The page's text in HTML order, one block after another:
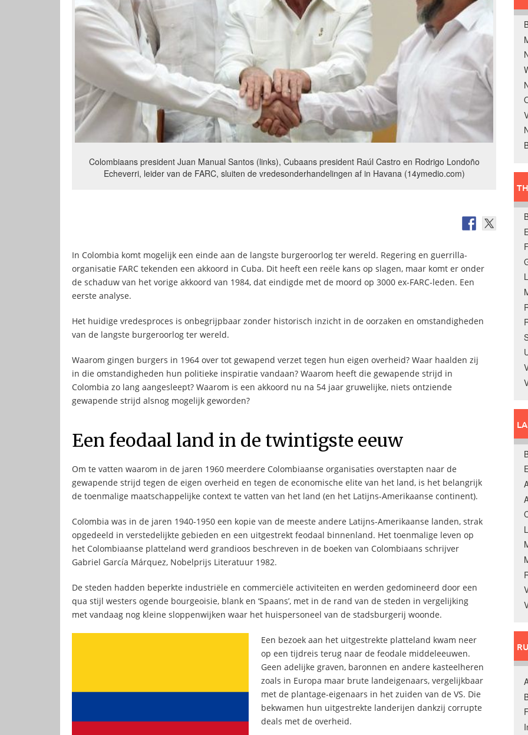
Colombiaans president Juan Manual Santos (links), Cubaans president Raúl Castro en Rodrigo Londoño
Echeverri, leider van de FARC, sluiten de vredesonderhandelingen af in Havana (14ymedio.com)
In Colombia komt mogelijk een einde aan de langste burgeroorlog ter wereld. Regering en guerrilla-
organisatie FARC tekenden een akkoord in Cuba. Dit heeft een reële kans op slagen, maar komt er onder
de schaduw van het vorige akkoord van 1984, dat eindigde met de moord op 3000 ex-FARC-leden. Een
eerste analyse.
Het huidige vredesproces is onbegrijpbaar zonder historisch inzicht in de oorzaken en omstandigheden
van de langste burgeroorlog ter wereld.
Waarom gingen burgers in 1964 over tot gewapend verzet tegen hun eigen overheid? Waar haalden zij
in die omstandigheden hun politieke inspiratie vandaan? Waarom heeft die gewapende strijd in
Colombia zo lang aangesleept? Waarom is een akkoord nu na 54 jaar gruwelijke, niets ontziende
gewapende strijd alsnog mogelijk geworden?
Een feodaal land in de twintigste eeuw
Om te vatten waarom in de jaren 1960 meerdere Colombiaanse organisaties overstapten naar de
gewapende strijd tegen de eigen overheid en tegen de economische elite van het land, is het belangrijk
de toenmalige maatschappelijke context te vatten van het land (en het Latijns-Amerikaanse continent).
Colombia was in de jaren 1940-1950 een kopie van de meeste andere Latijns-Amerikaanse landen, strak
opgedeeld in verstedelijkte gebieden en een uitgestrekt feodaal binnenland. Het toenmalige leven op
het Colombiaanse platteland werd grandioos beschreven in de boeken van Colombiaans schrijver
Gabriel García Márquez, Nobelprijs Literatuur 1982.
De steden hadden beperkte industriële en commerciële activiteiten en werden gedomineerd door een
qua stijl westers ogende bourgeoisie, blank en ‘Spaans’, met in de rand van de steden in vergelijking
met vandaag nog kleine sloppenwijken waar het huispersoneel van de stadsburgerij woonde.
Een bezoek aan het uitgestrekte platteland kwam neer
op een tijdreis terug naar de feodale middeleeuwen.
Geen adelijke graven, baronnen en andere kasteelheren
zoals in Europa maar brute landeigenaars, vergelijkbaar
met de plantage-eigenaars in het zuiden van de VS. Die
bekwamen hun uitgestrekte landerijen dankzij corrupte
deals met de overheid.